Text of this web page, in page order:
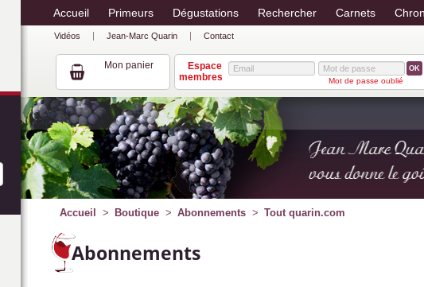
Accueil Primeurs Dégustations Rechercher Carnets
Vidéos Jean-Marc Quarin Contact
Mon panier OK
Mot de passe oublié
Espace
membres
Accueil Boutique Abonnements Tout quarin.com
Abonnements